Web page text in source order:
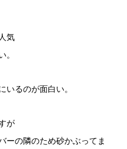
気
。
いるのが面白い。
が
ーの隣のため砂かぶってま